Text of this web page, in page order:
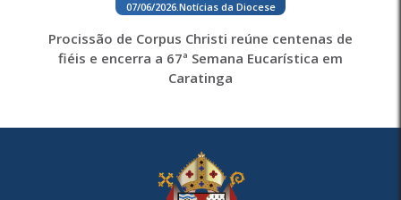
07/06/2026.Notícias da Diocese
Procissão de Corpus Christi reúne centenas de
fiéis e encerra a 67ª Semana Eucarística em
Caratinga